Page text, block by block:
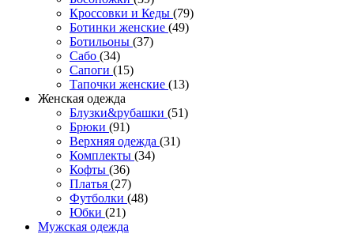
Кроссовки и Кеды (79)
Ботинки женские (49)
Ботильоны (37)
Сабо (34)
Сапоги (15)
Тапочки женские (13)
Женская одежда
Блузки&рубашки (51)
Брюки (91)
Верхняя одежда (31)
Комплекты (34)
Кофты (36)
Платья (27)
Футболки (48)
Юбки (21)
Мужская одежда